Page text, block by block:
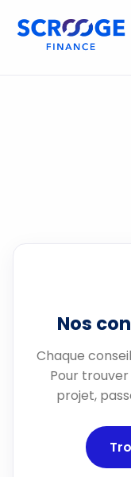
Nos
Chaque
Pour
projet,